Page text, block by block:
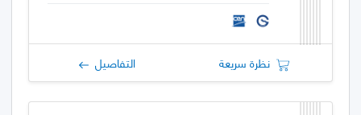
نظرة سريعة التفاصيل